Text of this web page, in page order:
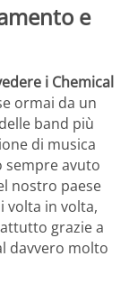
e
i Chemical
ormai da un
band più
di musica
sempre avuto
nostro paese
volta in volta,
grazie a
davvero molto